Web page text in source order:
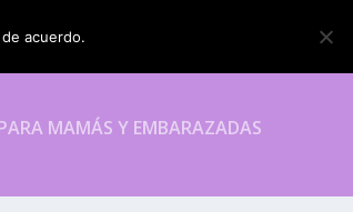
MAMÁS Y EMBARAZADAS
acuerdo.